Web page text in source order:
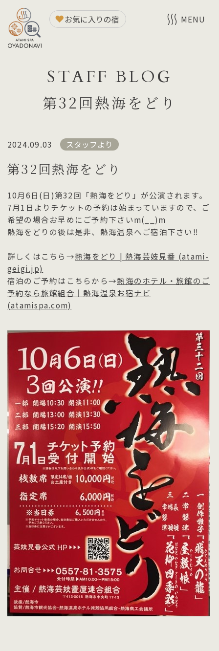
STAFF BLOG
第32回熱海をどり
お気に入りの宿 MENU
2024.09.03 スタッフより
第32回熱海をどり
10月6日(日)第32回「熱海をどり」が公演されます。
7月1日よりチケットの予約は始まっていますので、ご
希望の場合お早めにご予約下さいm(__)m
熱海をどりの後は是非、熱海温泉へご宿泊下さい‼
詳しくはこちら→熱海をどり | 熱海芸妓見番 (atami-
geigi.jp)
宿泊のご予約はこちらから→熱海のホテル・旅館のご
予約なら旅館組合｜熱海温泉お宿ナビ
(atamispa.com)